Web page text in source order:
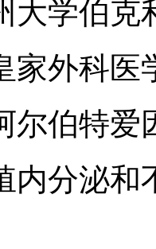
大学伯克
家外科医
伯特爱
内分泌和